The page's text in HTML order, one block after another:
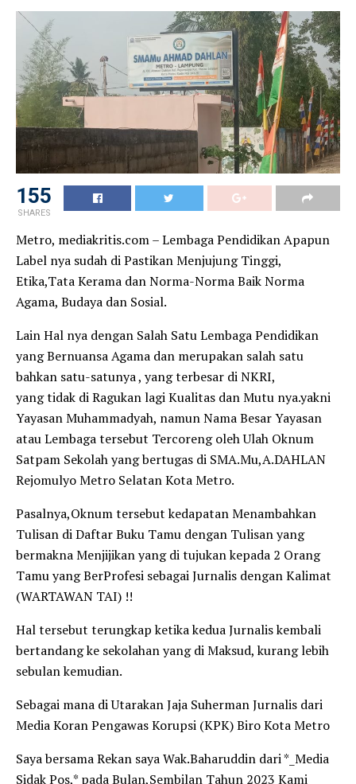
155
SHARES
Metro, mediakritis.com – Lembaga Pendidikan Apapun
Label nya sudah di Pastikan Menjujung Tinggi,
Etika,Tata Kerama dan Norma-Norma Baik Norma
Agama, Budaya dan Sosial.
Lain Hal nya dengan Salah Satu Lembaga Pendidikan
yang Bernuansa Agama dan merupakan salah satu
bahkan satu-satunya , yang terbesar di NKRI,
yang tidak di Ragukan lagi Kualitas dan Mutu nya.yakni
Yayasan Muhammadyah, namun Nama Besar Yayasan
atau Lembaga tersebut Tercoreng oleh Ulah Oknum
Satpam Sekolah yang bertugas di SMA.Mu,A.DAHLAN
Rejomulyo Metro Selatan Kota Metro.
Pasalnya,Oknum tersebut kedapatan Menambahkan
Tulisan di Daftar Buku Tamu dengan Tulisan yang
bermakna Menjijikan yang di tujukan kepada 2 Orang
Tamu yang BerProfesi sebagai Jurnalis dengan Kalimat
(WARTAWAN TAI) !!
Hal tersebut terungkap ketika kedua Jurnalis kembali
bertandang ke sekolahan yang di Maksud, kurang lebih
sebulan kemudian.
Sebagai mana di Utarakan Jaja Suherman Jurnalis dari
Media Koran Pengawas Korupsi (KPK) Biro Kota Metro
Saya bersama Rekan saya Wak.Baharuddin dari *_Media
Sidak Pos,* pada Bulan,Sembilan Tahun 2023 Kami